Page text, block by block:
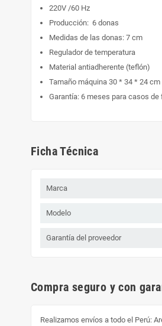
220V /60 Hz
Producción: 6 donas
Medidas de las donas: 7 cm
Regulador de temperatura
Material antiadherente (teflón)
Tamaño máquina 30 * 34 * 24 cm
Garantía: 6 meses para casos
Ficha Técnica
Marca
Modelo
Garantía del proveedor
Compra seguro y con
Realizamos envíos a todo el Perú: